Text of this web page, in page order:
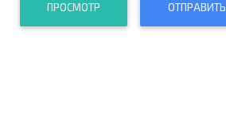
ПРОСМОТР ОТПРАВИТЬ